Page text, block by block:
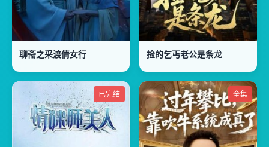
聊斋之采渡倩女行 捡的乞丐老公是条龙
已完结 全集